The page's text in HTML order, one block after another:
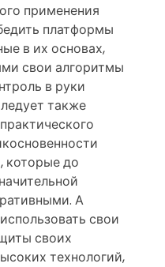
применения
платформы
в их основах,
свои алгоритмы
в руки
также
которые до
А
свои
своих
технологий,